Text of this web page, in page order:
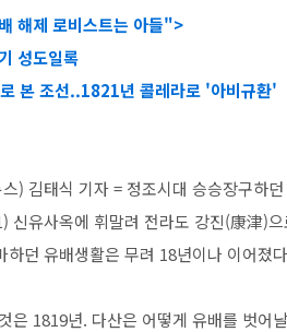
해제 로비스트는 아들">
성도일록
본 조선..1821년 콜레라로 '아비규환'
) 김태식 기자 = 정조시대 승승장구하
신유사옥에 휘말려 전라도 강진(康津)
하던 유배생활은 무려 18년이나 이어졌
은 1819년. 다산은 어떻게 유배를 벗어